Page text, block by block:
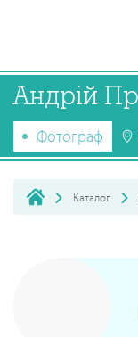
Андрій
Фотограф
Каталог